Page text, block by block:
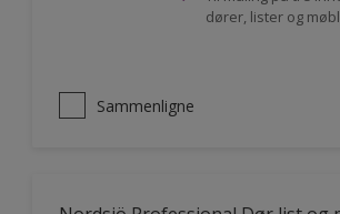
dører, lister og
Sammenligne